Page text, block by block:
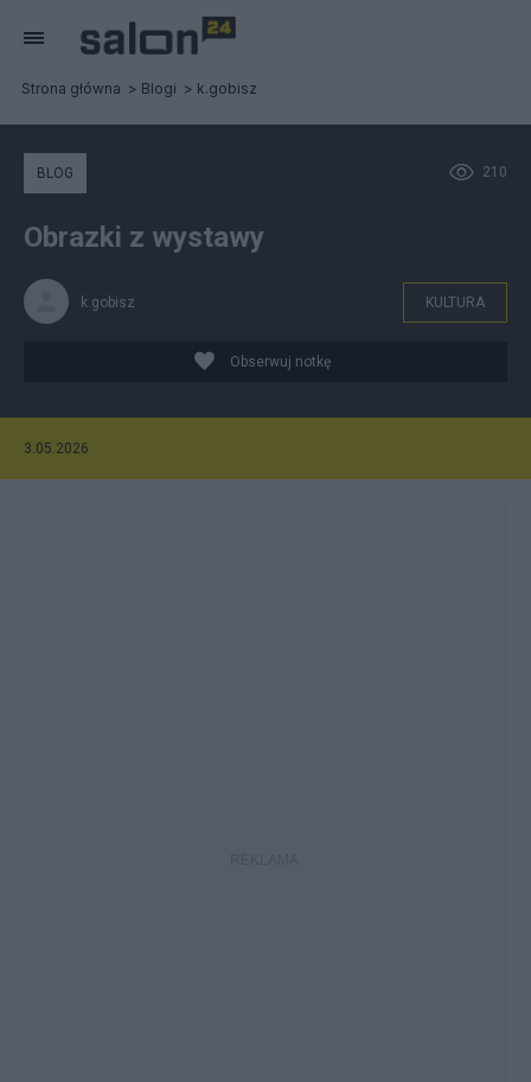
Strona główna Blogi k.gobisz
210
BLOG
Obrazki z wystawy
k.gobisz KULTURA
Obserwuj notkę
3.05.2026